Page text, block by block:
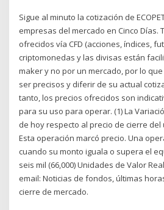
Sigue al minuto la cotización de
empresas del mercado en Cinco Días.
ofrecidos vía CFD (acciones, índices,
criptomonedas y las divisas están
maker y no por un mercado, por lo
ser precisos y diferir de su actual
tanto, los precios ofrecidos son
para su uso para operar. (1) La
de hoy respecto al precio de cierre
Esta operación marcó precio. Una
cuando su monto iguala o supera el
seis mil (66,000) Unidades de Valor
email: Noticias de fondos, últimas
cierre de mercado.